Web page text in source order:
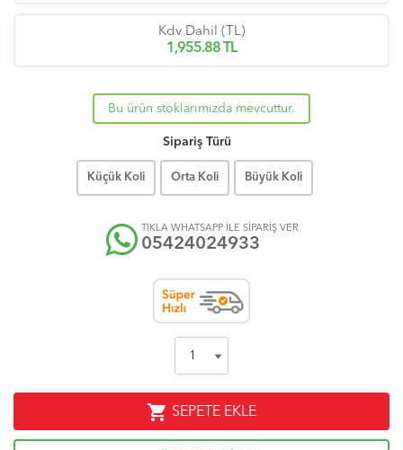
Kdv Dahil (TL)
1,955.88 TL
Bu ürün stoklarımızda mevcuttur.
Sipariş Türü
Küçük Koli Orta Koli Büyük Koli
TIKLA WHATSAPP İLE SİPARİŞ VER
05424024933
shopping_cart SEPETE EKLE